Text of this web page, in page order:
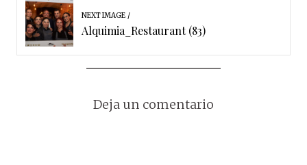
NEXT IMAGE
Alquimia_Restaurant (83)
Deja un comentario